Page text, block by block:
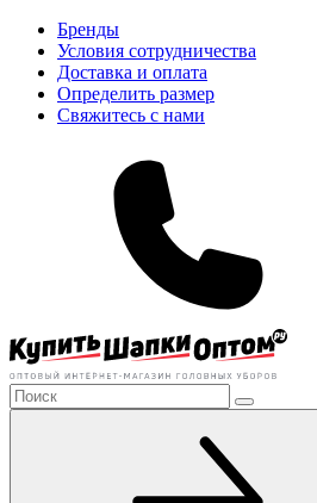
Бренды
Условия сотрудничества
Доставка и оплата
Определить размер
Свяжитесь с нами